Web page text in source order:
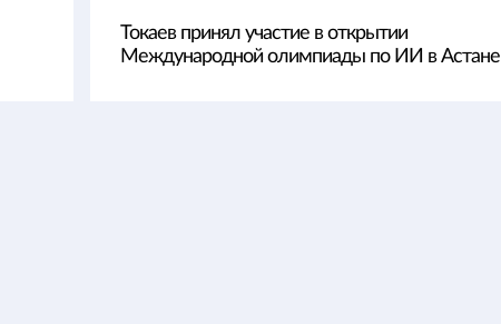
Токаев принял участие в открытии
Международной олимпиады по ИИ в Астане